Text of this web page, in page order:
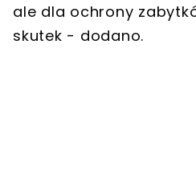
ale dla ochrony
skutek - dodano.